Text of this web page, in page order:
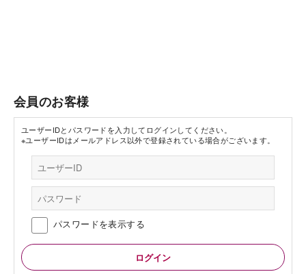
会員のお客様
ユーザーIDとパスワードを入力してログインしてください。
※ユーザーIDはメールアドレス以外で登録されている場合がございます。
パスワードを表示する